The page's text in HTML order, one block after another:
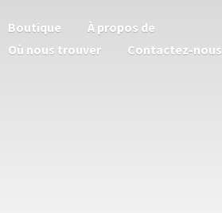
Boutique
À propos de
Où nous trouver
Contactez-nous